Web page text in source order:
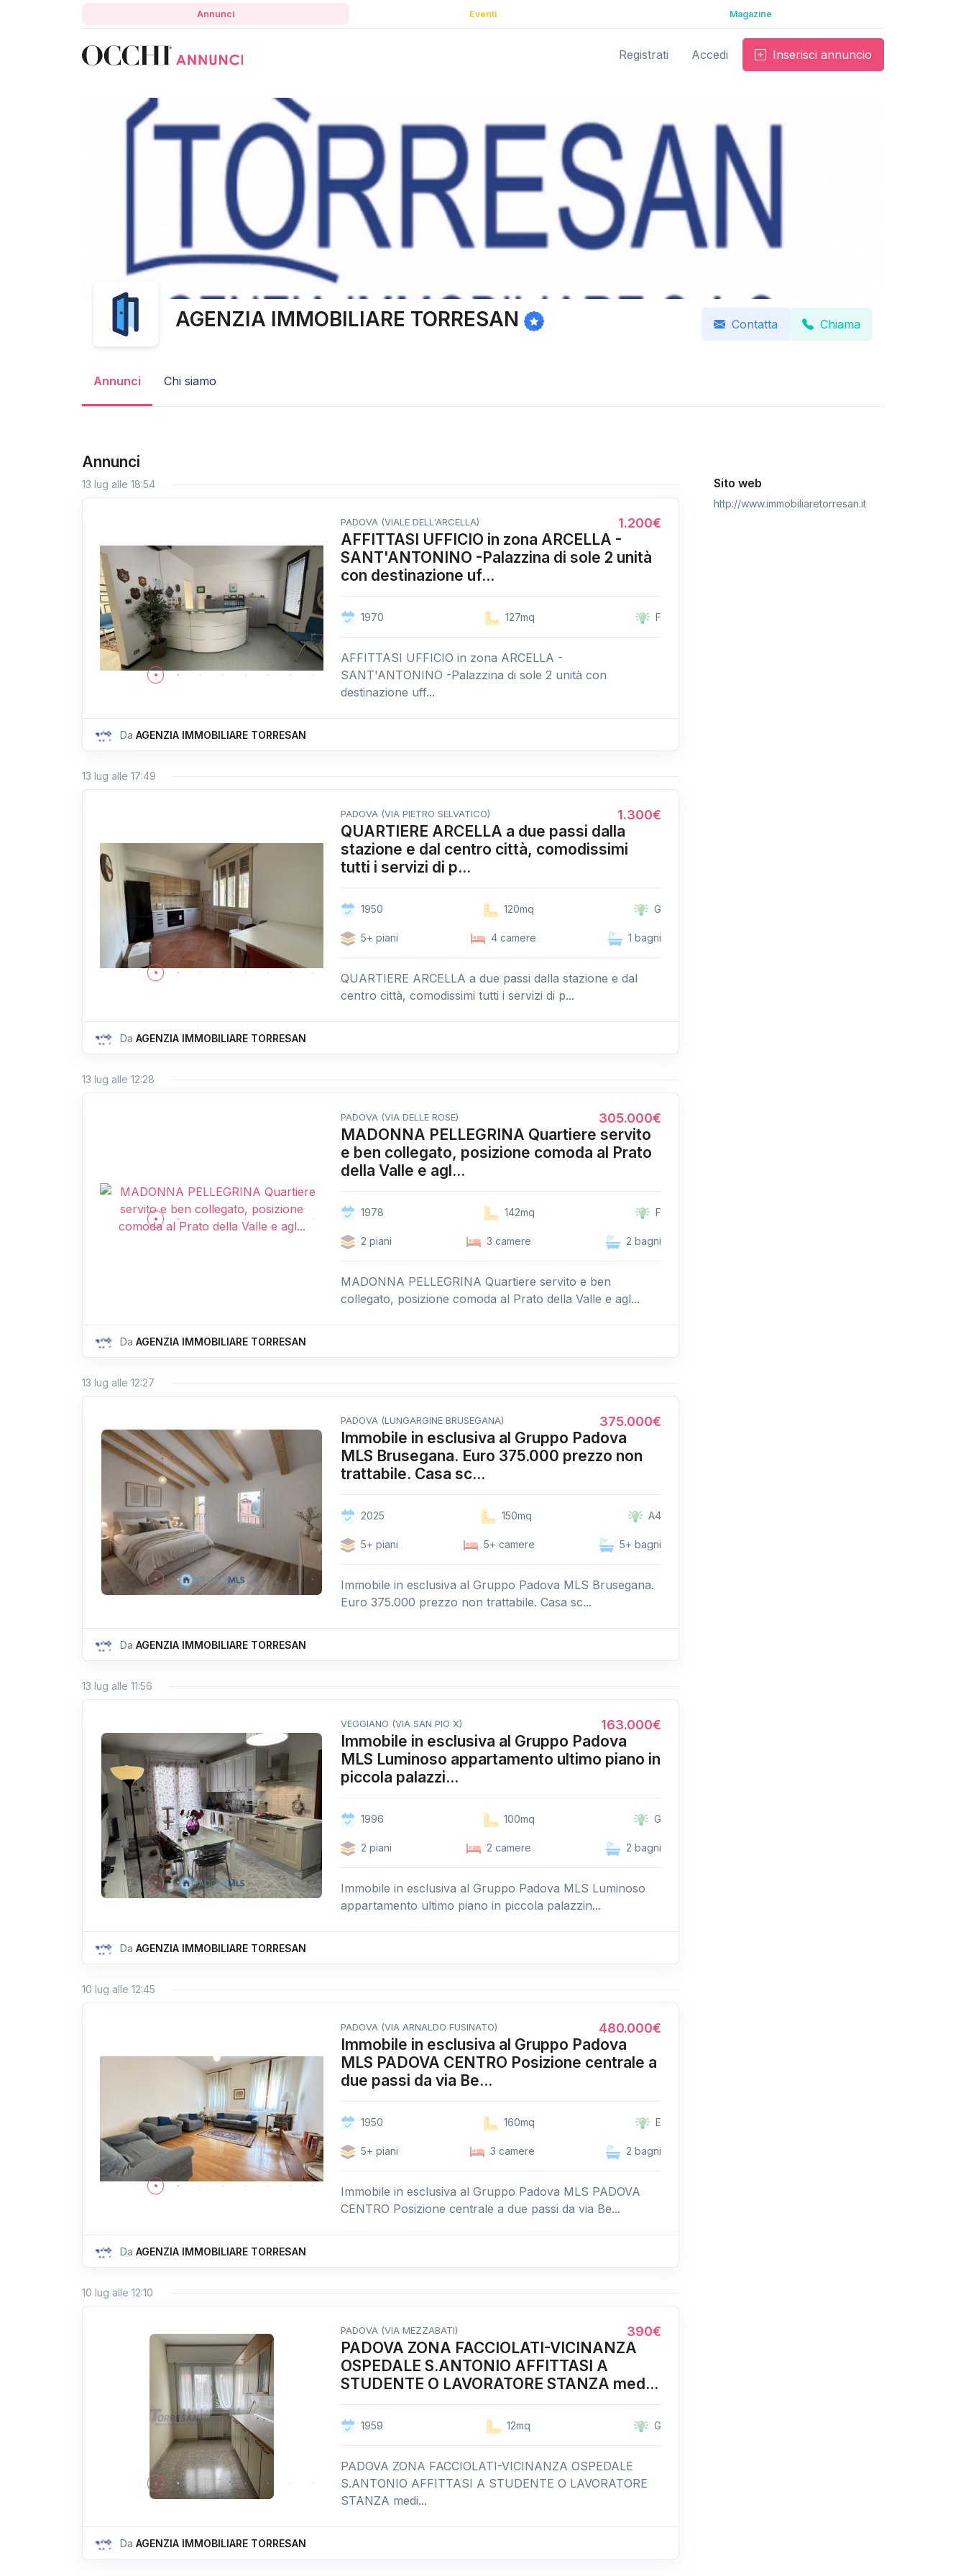
Annunci Eventi Magazine
Registrati Accedi Inserisci annuncio
AGENZIA IMMOBILIARE TORRESAN Contatta Chiama
Annunci Chi siamo
Annunci
Sito web
http://www.immobiliaretorresan.it
13 lug alle 18:54
PADOVA (VIALE DELL'ARCELLA) 1.200€
AFFITTASI UFFICIO in zona ARCELLA -
SANT'ANTONINO -Palazzina di sole 2 unità
con destinazione uf...
1970 127mq F
AFFITTASI UFFICIO in zona ARCELLA -
SANT'ANTONINO -Palazzina di sole 2 unità con
destinazione uff...
Da AGENZIA IMMOBILIARE TORRESAN
13 lug alle 17:49
PADOVA (VIA PIETRO SELVATICO) 1.300€
QUARTIERE ARCELLA a due passi dalla
stazione e dal centro città, comodissimi
tutti i servizi di p...
1950 120mq G
5+ piani 4 camere 1 bagni
QUARTIERE ARCELLA a due passi dalla stazione e dal
centro città, comodissimi tutti i servizi di p...
Da AGENZIA IMMOBILIARE TORRESAN
13 lug alle 12:28
PADOVA (VIA DELLE ROSE) 305.000€
MADONNA PELLEGRINA Quartiere servito
e ben collegato, posizione comoda al Prato
della Valle e agl...
1978 142mq F
2 piani 3 camere 2 bagni
MADONNA PELLEGRINA Quartiere servito e ben
collegato, posizione comoda al Prato della Valle e agl...
Da AGENZIA IMMOBILIARE TORRESAN
13 lug alle 12:27
PADOVA (LUNGARGINE BRUSEGANA) 375.000€
Immobile in esclusiva al Gruppo Padova
MLS Brusegana. Euro 375.000 prezzo non
trattabile. Casa sc...
2025 150mq A4
5+ piani 5+ camere 5+ bagni
Immobile in esclusiva al Gruppo Padova MLS Brusegana.
Euro 375.000 prezzo non trattabile. Casa sc...
Da AGENZIA IMMOBILIARE TORRESAN
13 lug alle 11:56
VEGGIANO (VIA SAN PIO X) 163.000€
Immobile in esclusiva al Gruppo Padova
MLS Luminoso appartamento ultimo piano in
piccola palazzi...
1996 100mq G
2 piani 2 camere 2 bagni
Immobile in esclusiva al Gruppo Padova MLS Luminoso
appartamento ultimo piano in piccola palazzin...
Da AGENZIA IMMOBILIARE TORRESAN
10 lug alle 12:45
PADOVA (VIA ARNALDO FUSINATO) 480.000€
Immobile in esclusiva al Gruppo Padova
MLS PADOVA CENTRO Posizione centrale a
due passi da via Be...
1950 160mq E
5+ piani 3 camere 2 bagni
Immobile in esclusiva al Gruppo Padova MLS PADOVA
CENTRO Posizione centrale a due passi da via Be...
Da AGENZIA IMMOBILIARE TORRESAN
10 lug alle 12:10
PADOVA (VIA MEZZABATI) 390€
PADOVA ZONA FACCIOLATI-VICINANZA
OSPEDALE S.ANTONIO AFFITTASI A
STUDENTE O LAVORATORE STANZA med...
1959 12mq G
PADOVA ZONA FACCIOLATI-VICINANZA OSPEDALE
S.ANTONIO AFFITTASI A STUDENTE O LAVORATORE
STANZA medi...
Da AGENZIA IMMOBILIARE TORRESAN